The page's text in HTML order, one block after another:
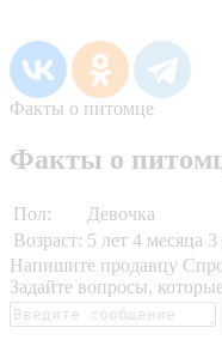
Факты о питомце
Факты о
Пол:
Девочка
Возраст: 5 лет 4 месяца 3
Напишите продавцу
Задайте вопросы,